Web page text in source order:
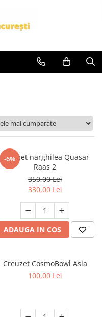
-6%
Creuzet narghilea Quasar
Raas 2
350,00 Lei
330,00 Lei
ADAUGA IN COS
Creuzet CosmoBowl Asia
100,00 Lei